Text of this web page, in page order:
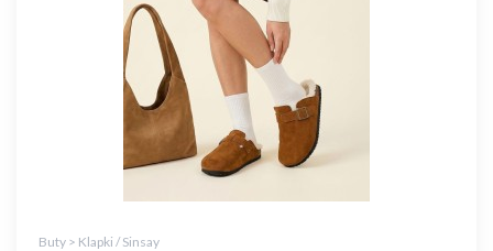
Buty > Klapki / Sinsay